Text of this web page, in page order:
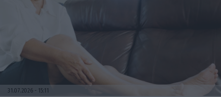
31.07.2026 15:11